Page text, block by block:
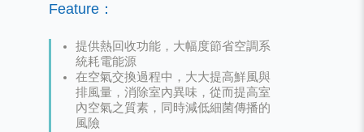
Feature：
提供熱回收功能，大幅度節省空調系
統耗電能源
在空氣交換過程中，大大提高鮮風與
排風量，消除室內異味，從而提高室
內空氣之質素，同時減低細菌傳播的
風險